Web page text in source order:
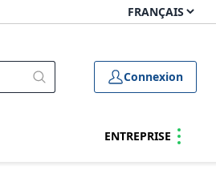
Connexion
ENTREPRISE